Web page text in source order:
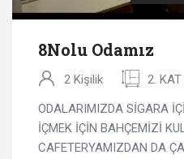
8Nolu Odamız
2 Kişilik
2.
ODALARIMIZDA SİGARA
İÇMEK İÇİN BAHÇEMİZİ
CAFETERYAMIZDAN DA